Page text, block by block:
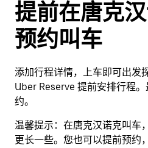
提前在唐克
预约叫车
添加行程详情，上车即可出发
Uber Reserve 提前安排行程
约。
温馨提示： 在唐克汉诺克叫车
更长一些。您也可以提前预约